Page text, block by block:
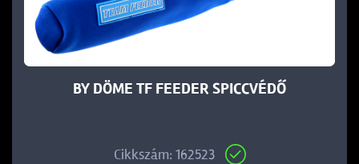
BY DÖME TF FEEDER SPICCVÉDŐ
Cikkszám: 162523